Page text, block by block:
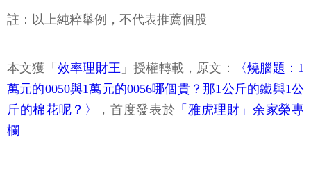
斤的棉花呢？〉，首度發表於「雅虎理財」余家榮專
欄